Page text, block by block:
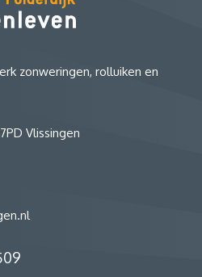
zonweringen, rolluiken en
Vlissingen